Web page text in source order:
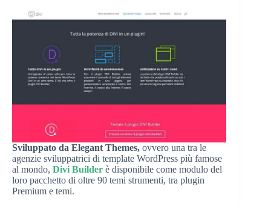
Sviluppato da Elegant Themes, ovvero una tra le
agenzie sviluppatrici di template WordPress più famose
al mondo, Divi Builder è disponibile come modulo del
loro pacchetto di oltre 90 temi strumenti, tra plugin
Premium e temi.